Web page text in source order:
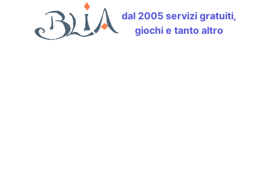
dal 2005 servizi gratuiti,
giochi e tanto altro